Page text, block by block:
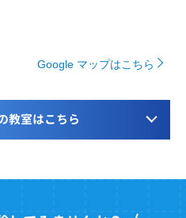
Google マップはこちら
教室はこちら